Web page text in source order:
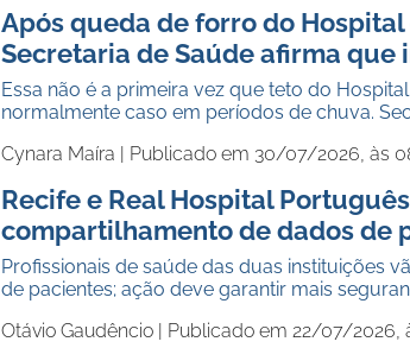
Após queda de forro do
Secretaria de Saúde afirma que
Essa não é a primeira vez que teto do
normalmente caso em períodos de chuva.
Cynara Maíra | Publicado em 30/07/2026, às
Recife e Real Hospital
compartilhamento de dados de
Profissionais de saúde das duas instituições
de pacientes; ação deve garantir mais
Otávio Gaudêncio | Publicado em 22/07/2026,